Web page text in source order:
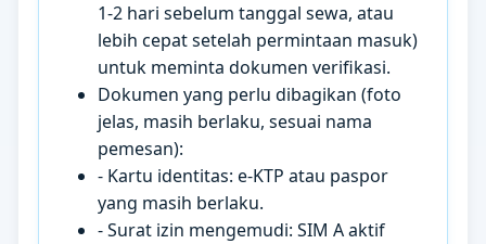
1-2 hari sebelum tanggal sewa, atau
lebih cepat setelah permintaan masuk)
untuk meminta dokumen verifikasi.
Dokumen yang perlu dibagikan (foto
jelas, masih berlaku, sesuai nama
pemesan):
- Kartu identitas: e-KTP atau paspor
yang masih berlaku.
- Surat izin mengemudi: SIM A aktif